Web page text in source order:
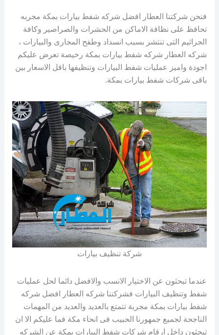
فنحن شركتنا العطار افضل شركه شفط بيارات بمكة مجربه
تحافظ على نظافة الاماكن من الحشرات والصراصير وكافة
الجراثيم التى تنتشر بسبب انسداد وطفح المجارى والبيارات ،
شركه العطار شركه شفط بيارات بمكة رخيصة تعرض عليكم
اجودة واميز عمليات شفط البيارات وتنظيفها باقل الاسعار بين
باقى شركات شفط بيارات بمكة.
شركة تنظيف بيارات
عندما تبحثون عن الاختيار الانسب والافضل دائما لحل عمليات
شفط وتنظيف البيارات فشركتنا شركه العطار افضل شركه
شفط بيارات بمكة مجربة تتمتع بالعديد والعديد من المهمات
الناجحة لجميع جمهورنا الحبيب فى انحاء مكة فما عليكم الا ان
تبحثون داخل ارقام شركات شفط البيارات بمكة عن الشركه